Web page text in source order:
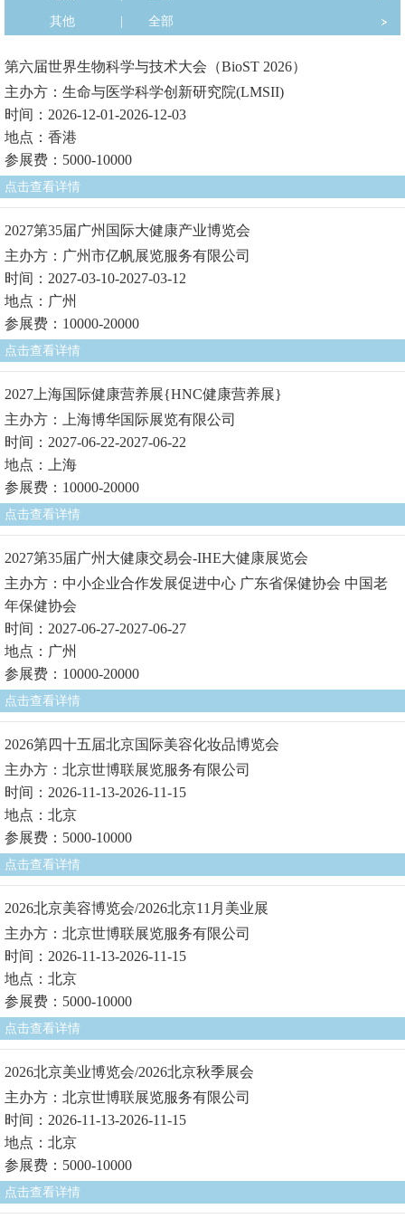
其他
全部
第六届世界生物科学与技术大会（BioST 2026）
主办方：生命与医学科学创新研究院(LMSII)
时间：2026-12-01-2026-12-03
地点：香港
参展费：5000-10000
点击查看详情
2027第35届广州国际大健康产业博览会
主办方：广州市亿帆展览服务有限公司
时间：2027-03-10-2027-03-12
地点：广州
参展费：10000-20000
点击查看详情
2027上海国际健康营养展{HNC健康营养展}
主办方：上海博华国际展览有限公司
时间：2027-06-22-2027-06-22
地点：上海
参展费：10000-20000
点击查看详情
2027第35届广州大健康交易会-IHE大健康展览会
主办方：中小企业合作发展促进中心 广东省保健协会 中国老
年保健协会
时间：2027-06-27-2027-06-27
地点：广州
参展费：10000-20000
点击查看详情
2026第四十五届北京国际美容化妆品博览会
主办方：北京世博联展览服务有限公司
时间：2026-11-13-2026-11-15
地点：北京
参展费：5000-10000
点击查看详情
2026北京美容博览会/2026北京11月美业展
主办方：北京世博联展览服务有限公司
时间：2026-11-13-2026-11-15
地点：北京
参展费：5000-10000
点击查看详情
2026北京美业博览会/2026北京秋季展会
主办方：北京世博联展览服务有限公司
时间：2026-11-13-2026-11-15
地点：北京
参展费：5000-10000
点击查看详情